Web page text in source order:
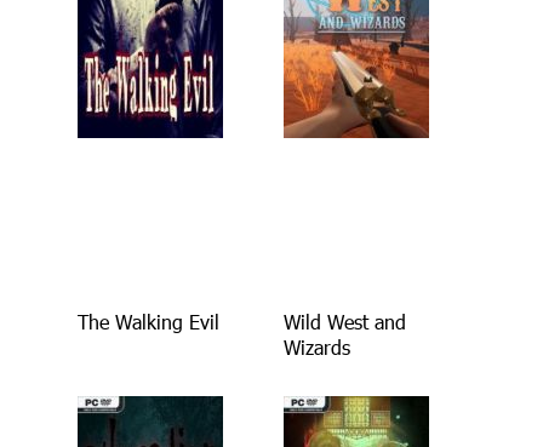
The Walking Evil
Wild West and
Wizards